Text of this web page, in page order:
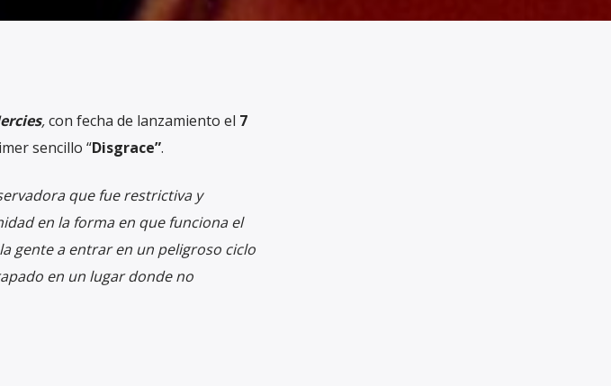
,con fecha de lanzamiento el 7
sencillo “Disgrace”.
que fue restrictiva y
en la forma en que funciona el
gente a entrar en un peligroso ciclo
en un lugar donde no